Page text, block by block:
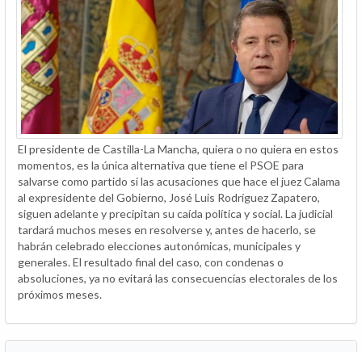
El presidente de Castilla-La Mancha, quiera o no quiera en estos
momentos, es la única alternativa que tiene el PSOE para
salvarse como partido si las acusaciones que hace el juez Calama
al expresidente del Gobierno, José Luis Rodríguez Zapatero,
siguen adelante y precipitan su caída política y social. La judicial
tardará muchos meses en resolverse y, antes de hacerlo, se
habrán celebrado elecciones autonómicas, municipales y
generales. El resultado final del caso, con condenas o
absoluciones, ya no evitará las consecuencias electorales de los
próximos meses.